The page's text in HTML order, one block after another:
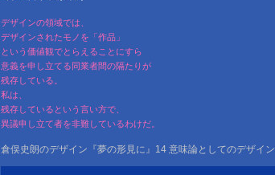
デザインの領域では、
デザインされたモノを「作品」
という価値観でとらえることにすら
意義を申し立てる同業者間の隔たりが
残存している。
私は、
残存しているという言い方で、
異議申し立て者を非難しているわけだ。
倉俣史朗のデザイン『夢の形見に』14 意味論としてのデザイン